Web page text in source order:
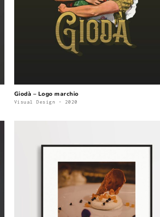
Giodà – Logo marchio
Visual Design - 2020